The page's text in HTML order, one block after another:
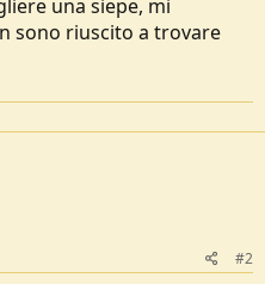
una siepe, mi
sono riuscito a trovare
#2